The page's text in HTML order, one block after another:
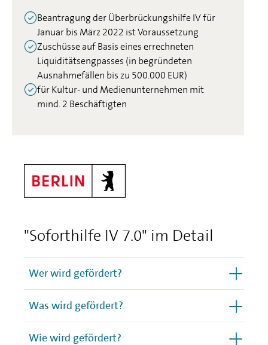
Beantragung der Überbrückungshilfe IV für
Januar bis März 2022 ist Voraussetzung
Zuschüsse auf Basis eines errechneten
Liquiditätsengpasses (in begründeten
Ausnahmefällen bis zu 500.000 EUR)
für Kultur- und Medienunternehmen mit
mind. 2 Beschäftigten
"Soforthilfe IV 7.0" im Detail
Wer wird gefördert?
Was wird gefördert?
Wie wird gefördert?